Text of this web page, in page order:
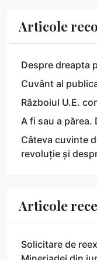
Articole
Despre dreapta
Cuvânt al
Războiul U.E.
A fi sau a
Câteva cuvinte
revoluție și
Articole
Solicitare de